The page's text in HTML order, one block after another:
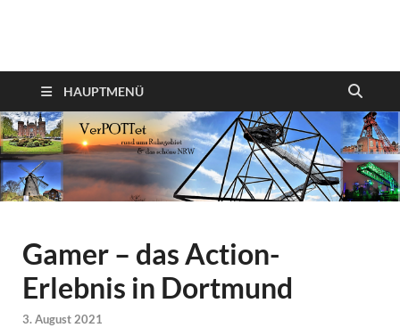
VerPOTTet
HAUPTMENÜ
Gamer – das Action-
Erlebnis in Dortmund
3. August 2021